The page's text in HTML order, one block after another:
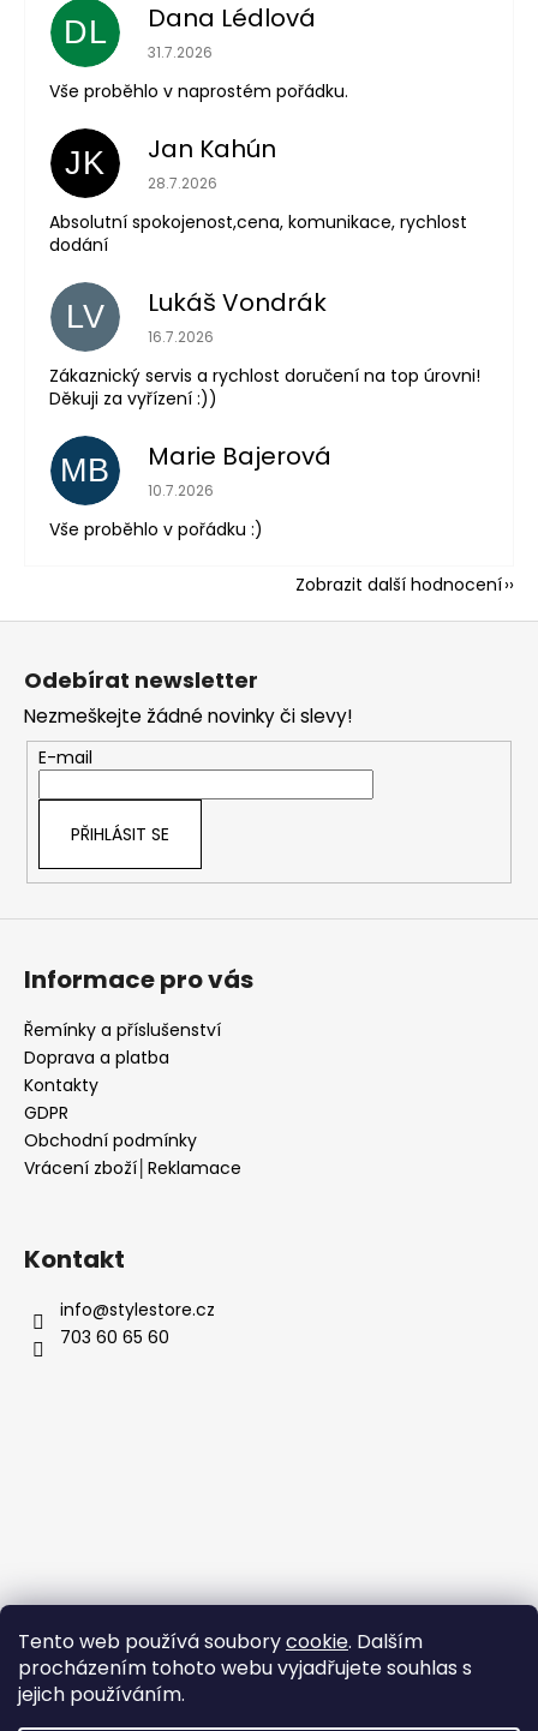
Tento web používá souborycookie. Dalším
procházením tohoto webu vyjadřujete souhlas s
jejich používáním.
DL Dana Lédlová
Hodnocení obchodu je 5 z 5 hvězdiček.
31.7.2026
Vše proběhlo v naprostém pořádku.
JK Jan Kahún
Hodnocení obchodu je 5 z 5 hvězdiček.
28.7.2026
Absolutní spokojenost,cena, komunikace, rychlost
dodání
LV Lukáš Vondrák
Hodnocení obchodu je 5 z 5 hvězdiček.
16.7.2026
Zákaznický servis a rychlost doručení na top úrovni!
Děkuji za vyřízení :))
MB Marie Bajerová
Hodnocení obchodu je 5 z 5 hvězdiček.
10.7.2026
Vše proběhlo v pořádku :)
Zobrazit další hodnocení
Z
Odebírat newsletter
Nezmeškejte žádné novinky či slevy!
E-mail
PŘIHLÁSIT SE
Informace pro vás
Řemínky a příslušenství
Doprava a platba
Kontakty
GDPR
Obchodní podmínky
Vrácení zboží│Reklamace
Kontakt
info@stylestore.cz
703 60 65 60